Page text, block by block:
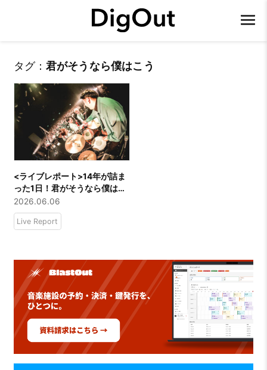
タグ： 君がそうなら僕はこう
<ライブレポート>14年が詰ま
った1日！君がそうなら僕はこ
う「一般人の大挑戦」
2026.06.06
Live Report